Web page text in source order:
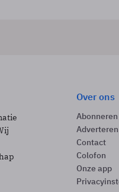
Over ons
Abonneren
Adverteren
Contact
Colofon
Onze app